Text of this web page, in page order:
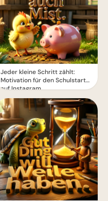
Jeder kleine Schritt zählt:
Motivation für den Schulstart
auf Instagram.